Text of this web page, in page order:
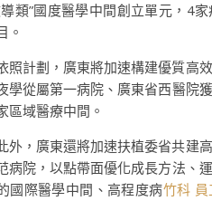
類”國度醫學中間創立單元，4
。
照計劃，廣東將加速構建優質高
學從屬第一病院、廣東省西醫院
區域醫療中間。
外，廣東還將加速扶植委省共建
病院，以點帶面優化成長方法、
國際醫學中間、高程度病竹科